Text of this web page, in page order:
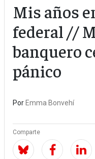
Mis años
federal //
banquero
pánico
Por Emma Bonvehí
Comparte